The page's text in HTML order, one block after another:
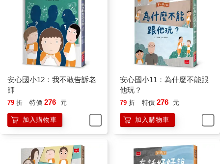
安心國小12：我不敢告訴老
師
79 折 特價 276 元
加入購物車
安心國小11：為什麼不能跟
他玩？
79 折 特價 276 元
加入購物車